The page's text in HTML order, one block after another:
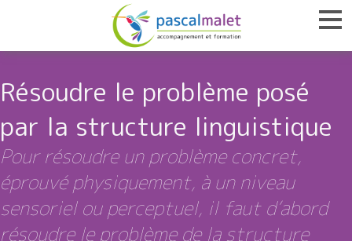
Résoudre le problème posé
par la structure linguistique
Pour résoudre un problème concret,
éprouvé physiquement, à un niveau
sensoriel ou perceptuel, il faut d’abord
résoudre le problème de la structure